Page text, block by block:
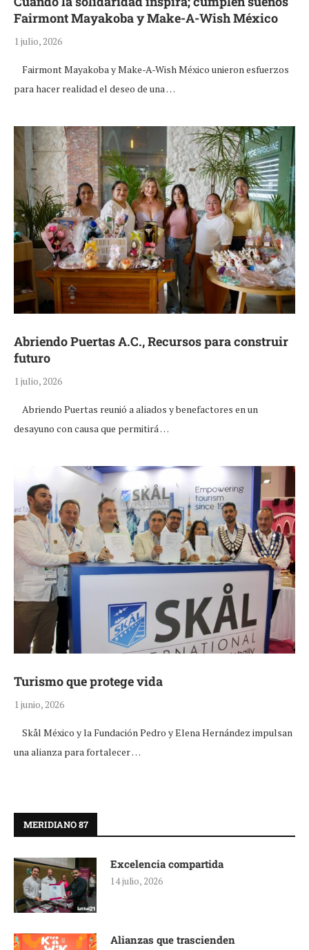
Fairmont Mayakoba y Make-A-Wish México
1 julio, 2026
Fairmont Mayakoba y Make-A-Wish México unieron esfuerzos
para hacer realidad el deseo de una …
Abriendo Puertas A.C., Recursos para construir
futuro
1 julio, 2026
Abriendo Puertas reunió a aliados y benefactores en un
desayuno con causa que permitirá …
Turismo que protege vida
1 junio, 2026
Skål México y la Fundación Pedro y Elena Hernández impulsan
una alianza para fortalecer …
MERIDIANO 87
Excelencia compartida
14 julio, 2026
Alianzas que trascienden